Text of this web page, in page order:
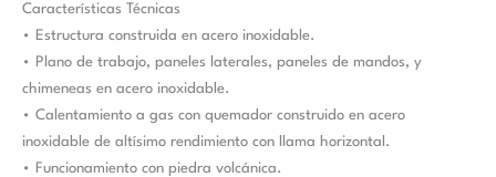
Características Técnicas
• Estructura construida en acero inoxidable.
• Plano de trabajo, paneles laterales, paneles de mandos, y
chimeneas en acero inoxidable.
• Calentamiento a gas con quemador construido en acero
inoxidable de altísimo rendimiento con llama horizontal.
• Funcionamiento con piedra volcánica.